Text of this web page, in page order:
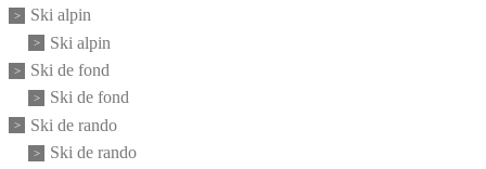
Ski alpin
Ski alpin
Ski de fond
Ski de fond
Ski de rando
Ski de rando